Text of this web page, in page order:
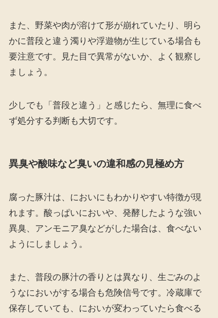
また、野菜や肉が溶けて形が崩れていたり、明ら
かに普段と違う濁りや浮遊物が生じている場合も
要注意です。見た目で異常がないか、よく観察し
ましょう。
少しでも「普段と違う」と感じたら、無理に食べ
ず処分する判断も大切です。
異臭や酸味など臭いの違和感の見極め方
腐った豚汁は、においにもわかりやすい特徴が現
れます。酸っぱいにおいや、発酵したような強い
異臭、アンモニア臭などがした場合は、食べない
ようにしましょう。
また、普段の豚汁の香りとは異なり、生ごみのよ
うなにおいがする場合も危険信号です。冷蔵庫で
保存していても、においが変わっていたら食べる